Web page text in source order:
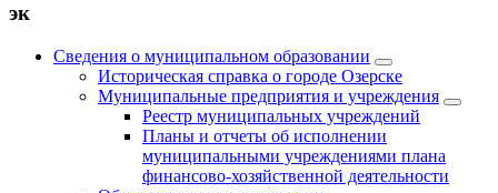
эк
Сведения о муниципальном образовании
Историческая справка о городе Озерске
Муниципальные предприятия и учреждения
Реестр муниципальных учреждений
Планы и отчеты об исполнении
муниципальными учреждениями плана
финансово-хозяйственной деятельности